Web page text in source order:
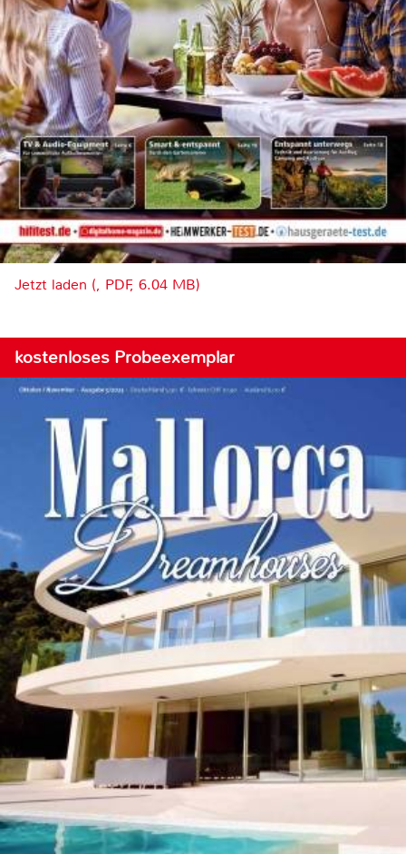
Jetzt laden (, PDF, 6.04 MB)
kostenloses Probeexemplar